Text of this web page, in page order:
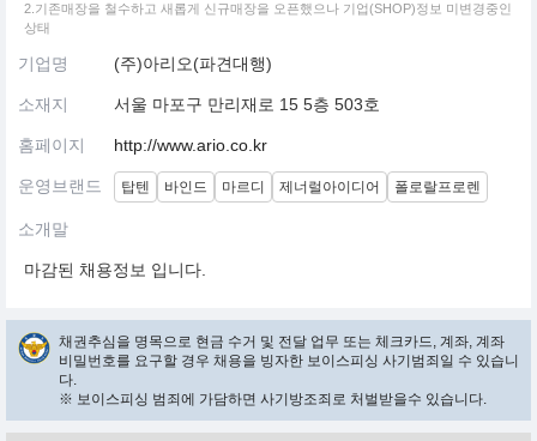
2.기존매장을 철수하고 새롭게 신규매장을 오픈했으나 기업(SHOP)정보 미변경중인
상태
기업명 (주)아리오(파견대행)
소재지 서울 마포구 만리재로 15 5층 503호
홈페이지 http://www.ario.co.kr
운영브랜드 탑텐 바인드 마르디 제너럴아이디어 폴로랄프로렌
소개말
마감된 채용정보 입니다.
채권추심을 명목으로 현금 수거 및 전달 업무 또는 체크카드, 계좌, 계좌
비밀번호를 요구할 경우 채용을 빙자한 보이스피싱 사기범죄일 수 있습니
다.
※ 보이스피싱 범죄에 가담하면 사기방조죄로 처벌받을수 있습니다.